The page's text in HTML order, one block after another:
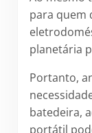
para quem
planetária
Portanto,
batedeira,
portátil